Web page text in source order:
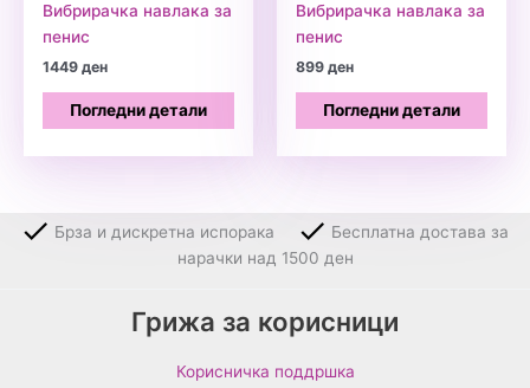
Вибрирачка навлака за
пенис
1449ден
Погледни детали
Вибрирачка навлака за
пенис
899ден
Погледни детали
Брза и дискретна испорака
Бесплатна достава за
нарачки над 1500 ден
Грижа за корисници
Корисничка поддршка